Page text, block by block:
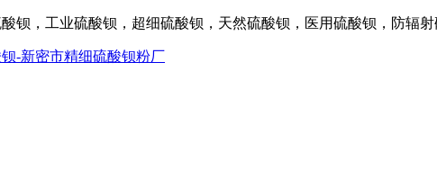
钡，工业硫酸钡，超细硫酸钡，天然硫酸钡，医用硫酸钡，防辐射